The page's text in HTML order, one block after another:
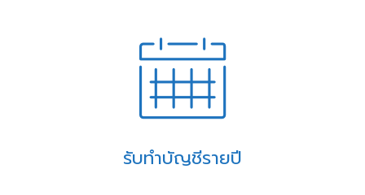
รับทำบัญชีรายปี